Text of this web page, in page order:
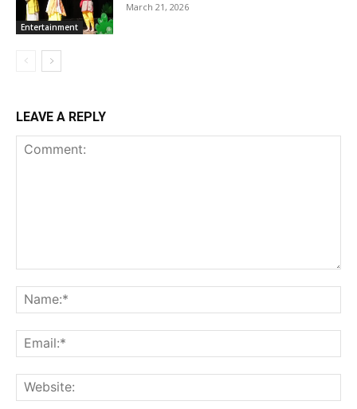
Entertainment
March 21, 2026
LEAVE A REPLY